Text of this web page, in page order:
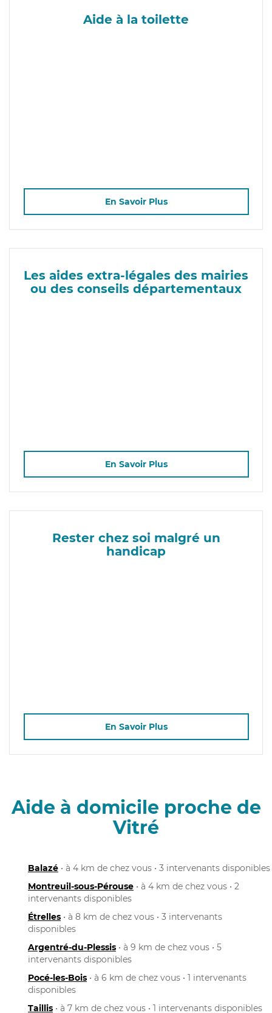
Aide à la toilette
En Savoir Plus
Les aides extra-légales des mairies
ou des conseils départementaux
En Savoir Plus
Rester chez soi malgré un
handicap
En Savoir Plus
Aide à domicile proche de
Vitré
Balazé • à 4 km de chez vous • 3 intervenants disponibles
Montreuil-sous-Pérouse • à 4 km de chez vous • 2
intervenants disponibles
Étrelles • à 8 km de chez vous • 3 intervenants
disponibles
Argentré-du-Plessis • à 9 km de chez vous • 5
intervenants disponibles
Pocé-les-Bois • à 6 km de chez vous • 1 intervenants
disponibles
Taillis • à 7 km de chez vous • 1 intervenants disponibles